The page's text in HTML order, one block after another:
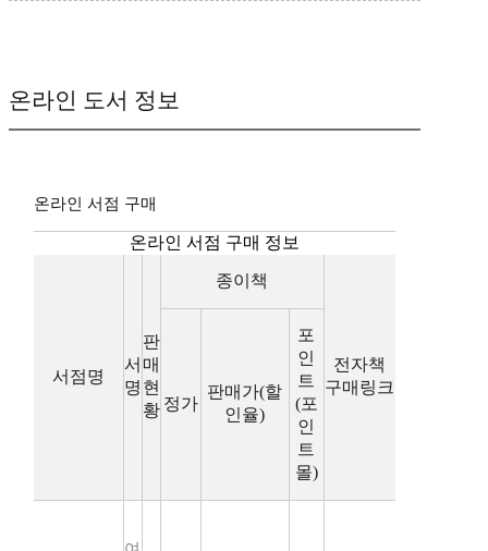
온라인 도서 정보
온라인 서점 구매
온라인 서점 구매 정보
서점명
서
명
판
매
현
황
종이책
전자책
구매링크
정가
판매가(할
인율)
포
인
트
(포
인
트
몰)